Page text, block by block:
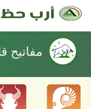
مفاتيح